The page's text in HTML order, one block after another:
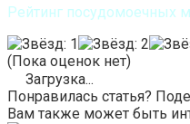
Рейтинг посудомоечных
(Пока оценок нет)
Загрузка...
Понравилась статья?
Вам также может быть